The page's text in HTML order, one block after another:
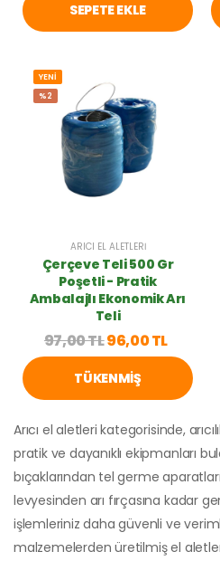
SEPETE EKLE
YENİ
%2
ARICI EL ALETLERI
Çerçeve Teli 500 Gr
Poşetli - Pratik
Ambalajlı Ekonomik Arı
Teli
97,00 TL96,00 TL
TÜKENMIŞ
Arıcı el aletleri kategorisinde,
pratik ve dayanıklı ekipmanları
bıçaklarından tel germe
levyesinden arı fırçasına kadar
işlemleriniz daha güvenli ve
malzemelerden üretilmiş el